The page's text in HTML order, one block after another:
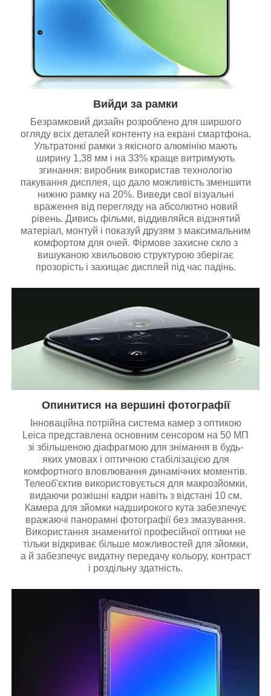
Вийди за рамки
Безрамковий дизайн розроблено для ширшого
огляду всіх деталей контенту на екрані смартфона.
Ультратонкі рамки з якісного алюмінію мають
ширину 1,38 мм і на 33% краще витримують
згинання: виробник використав технологію
пакування дисплея, що дало можливість зменшити
нижню рамку на 20%. Виведи свої візуальні
враження від перегляду на абсолютно новий
рівень. Дивись фільми, віддивляйся відзнятий
матеріал, монтуй і показуй друзям з максимальним
комфортом для очей. Фірмове захисне скло з
вишуканою хвильовою структурою зберігає
прозорість і захищає дисплей під час падінь.
Опинитися на вершині фотографії
Інноваційна потрійна система камер з оптикою
Leica представлена основним сенсором на 50 МП
зі збільшеною діафрагмою для знімання в будь-
яких умовах і оптичною стабілізацією для
комфортного вловлювання динамічних моментів.
Телеоб'єктив використовується для макрозйомки,
видаючи розкішні кадри навіть з відстані 10 см.
Камера для зйомки надширокого кута забезпечує
вражаючі панорамні фотографії без змазування.
Використання знаменитої професійної оптики не
тільки відкриває більше можливостей для зйомки,
а й забезпечує видатну передачу кольору, контраст
і роздільну здатність.